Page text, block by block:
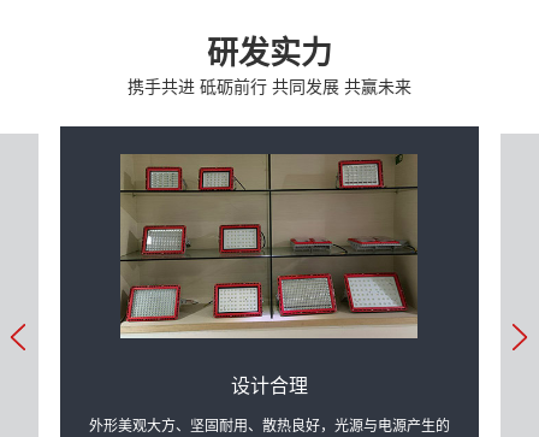
研发实力
携手共进 砥砺前行 共同发展 共赢未来
设计合理
外形美观大方、坚固耐用、散热良好，光源与电源产生的